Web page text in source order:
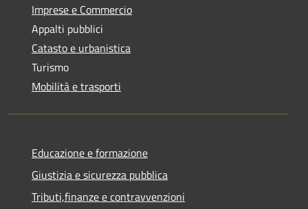
Imprese e Commercio
Appalti pubblici
Catasto e urbanistica
Turismo
Mobilità e trasporti
Educazione e formazione
Giustizia e sicurezza pubblica
Tributi,finanze e contravvenzioni